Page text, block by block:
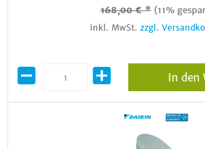
168,00 € * (11%
inkl. MwSt. zzgl.
In den